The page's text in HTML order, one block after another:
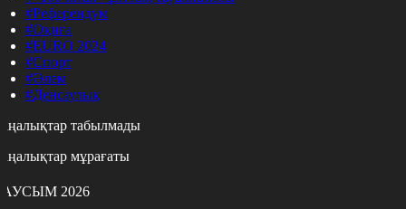
#Референдум
#Оқиға
#EURO 2024
#Спорт
#Әлем
#Денсаулық
табылмады
мұрағаты
2026